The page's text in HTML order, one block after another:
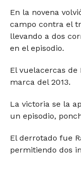
En la novena
campo contra el
llevando a dos
en el episodio.
El vuelacercas
marca del 2013.
La victoria se la
un episodio,
El derrotado fue
permitiendo dos